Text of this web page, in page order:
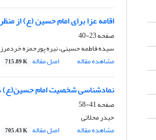
اقامه عزا برای امام حسین (ع) از
صفحه23-40
سیده فاطمه حسینی، نیره پورحمزه
مشاهده مقاله
اصل مقاله 715.89 K
نمادشناسی شخصیت امام حسین(ع)
صفحه41-58
حیدر محلاتی
مشاهده مقاله
اصل مقاله 705.43 K